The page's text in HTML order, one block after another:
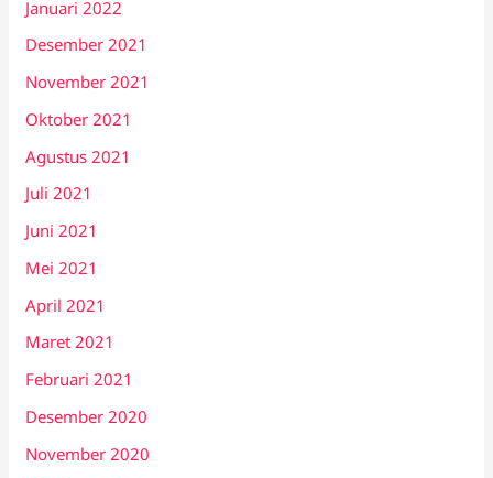
Januari 2022
Desember 2021
November 2021
Oktober 2021
Agustus 2021
Juli 2021
Juni 2021
Mei 2021
April 2021
Maret 2021
Februari 2021
Desember 2020
November 2020